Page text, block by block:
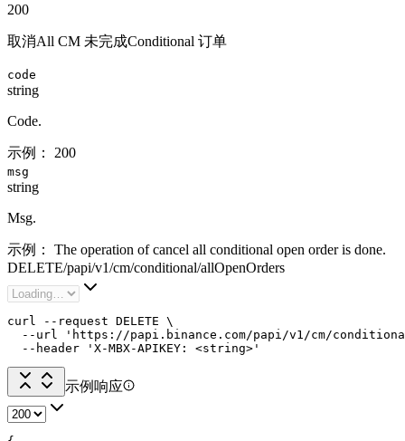
200
取消All CM 未完成Conditional 订单
code
string
Code.
示例： 200
msg
string
Msg.
示例：
The operation of cancel all conditional open order is done.
DELETE/papi/v1/cm/conditional/allOpenOrders
curl --request DELETE \
--url 'https://papi.binance.com/papi/v1/cm/
  --header 'X-MBX-APIKEY: <string>'
示例响应